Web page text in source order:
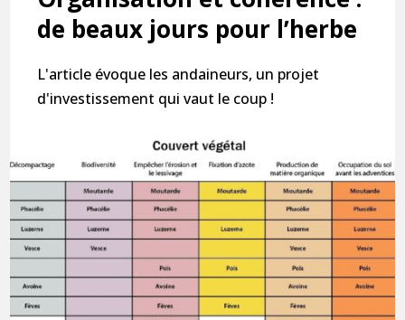
de beaux jours pour l’herbe
L'article évoque les andaineurs, un projet
d'investissement qui vaut le coup !